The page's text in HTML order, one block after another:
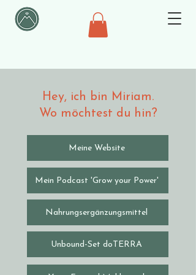
Hey, ich bin Miriam.
Wo möchtest du hin?
Meine Website
Mein Podcast 'Grow your Power'
Nahrungsergänzungsmittel
Unbound-Set doTERRA